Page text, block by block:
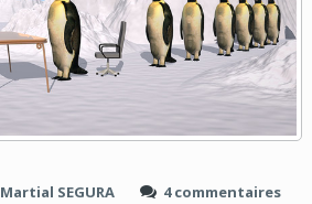
Martial SEGURA
4 commentaires